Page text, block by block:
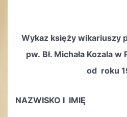
Wykaz księży wikariuszy
pw. Bł. Michała Kozala
od roku
NAZWISKO I IMIĘ